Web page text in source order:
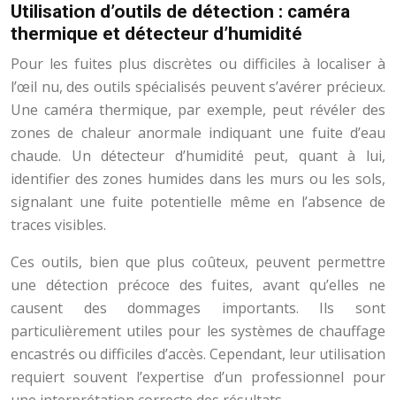
Utilisation d’outils de détection : caméra
thermique et détecteur d’humidité
Pour les fuites plus discrètes ou difficiles à localiser à
l’œil nu, des outils spécialisés peuvent s’avérer précieux.
Une caméra thermique, par exemple, peut révéler des
zones de chaleur anormale indiquant une fuite d’eau
chaude. Un détecteur d’humidité peut, quant à lui,
identifier des zones humides dans les murs ou les sols,
signalant une fuite potentielle même en l’absence de
traces visibles.
Ces outils, bien que plus coûteux, peuvent permettre
une détection précoce des fuites, avant qu’elles ne
causent des dommages importants. Ils sont
particulièrement utiles pour les systèmes de chauffage
encastrés ou difficiles d’accès. Cependant, leur utilisation
requiert souvent l’expertise d’un professionnel pour